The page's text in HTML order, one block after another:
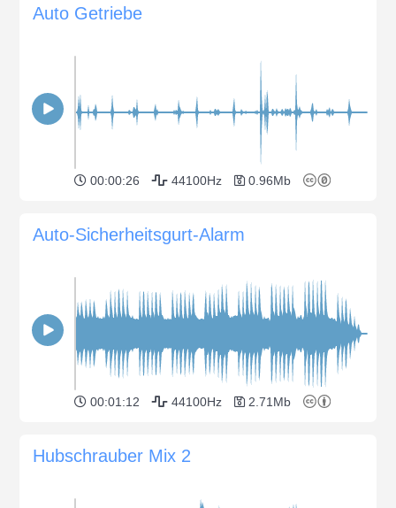
Auto Getriebe
00:00:26 44100Hz 0.96Mb
Auto-Sicherheitsgurt-Alarm
00:01:12 44100Hz 2.71Mb
Hubschrauber Mix 2